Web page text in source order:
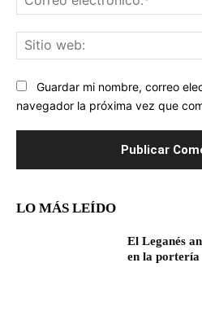
Guardar mi nombre, correo
navegador la próxima vez que
LO MÁS LEÍDO
El Leganés
en la portería